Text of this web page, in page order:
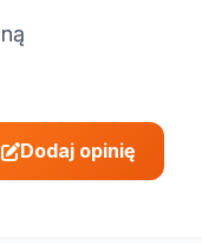
Dodaj opinię